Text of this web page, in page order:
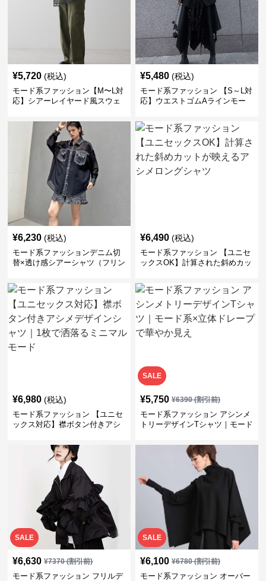
¥5,720 (税込)
モード系ファッション【M〜L対
応】シアーレイヤード風スウェ
かさを両立する1枚
¥5,480 (税込)
モード系ファッション 【S～L対
応】ウエストゴムAラインモー
¥6,230 (税込)
モード系ファッションデニム切
替×透け感シアーシャツ（フリン
¥6,490 (税込)
モード系ファッション 【ユニセ
ックスOK】計算された斜めカッ
¥6,980 (税込)
モード系ファッション 【ユニセ
ックス対応】襟ボタン付きアシ
ミニマルモード
SALE
¥5,750 ¥6390(割引前)
モード系ファッション アシンメ
トリーデザインTシャツ｜モード
SALE
¥6,630 ¥7370(割引前)
モード系ファッション フリルデ
SALE
¥6,100 ¥6780(割引前)
モード系ファッション オーバー